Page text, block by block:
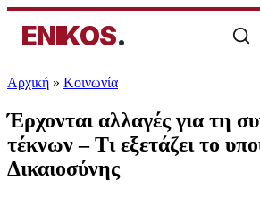
ENIKOS.
Αρχική » Κοινωνία
Έρχονται αλλαγές για τη
τέκνων – Τι εξετάζει το
Δικαιοσύνης